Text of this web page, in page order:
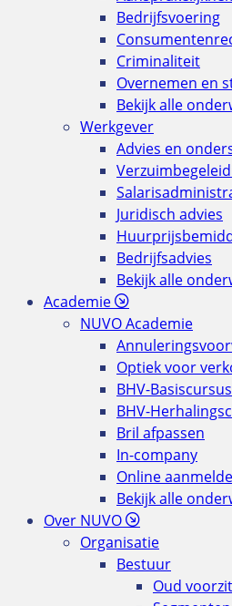
Bedrijfsvoering
Criminaliteit
Overnemen en
Bekijk alle
Werkgever
Advies en
Juridisch advies
Bedrijfsadvies
Bekijk alle
Academie
NUVO Academie
Optiek voor
BHV-Basiscursus
BHV-
Bril afpassen
In-company
Online
Bekijk alle
Over NUVO
Organisatie
Bestuur
Oud